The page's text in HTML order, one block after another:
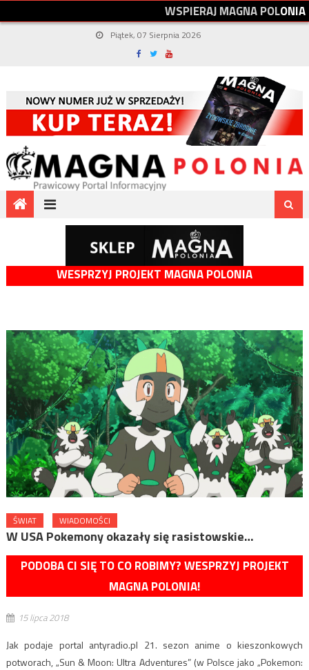
WSPIERAJMAGNAPOLONIA
Piątek, 07 Sierpnia 2026
WESPRZYJ PROJEKT MAGNA POLONIA
ŚWIAT WIADOMOŚCI
W USA Pokemony okazały się rasistowskie…
PODOBA CI SIĘ TO CO ROBIMY? WESPRZYJ PROJEKT
MAGNA POLONIA!
15 lipca 2018
Jak podaje portal antyradio.pl 21. sezon anime o kieszonkowych
potworach,„Sun & Moon: Ultra Adventures” (w Polsce jako „Pokemon: